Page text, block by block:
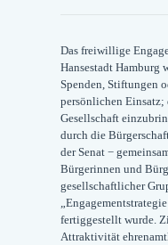
Das freiwillige
Hansestadt Hamburg
Spenden, Stiftungen
persönlichen
Gesellschaft
durch die
der Senat −
Bürgerinnen und
gesellschaftlicher
fertiggestellt wurde.
Attraktivität